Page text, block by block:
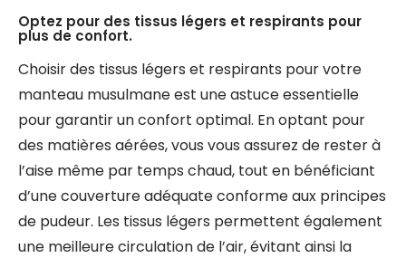
Optez pour des tissus légers et respirants pour
plus de confort.
Choisir des tissus légers et respirants pour votre
manteau musulmane est une astuce essentielle
pour garantir un confort optimal. En optant pour
des matières aérées, vous vous assurez de rester à
l’aise même par temps chaud, tout en bénéficiant
d’une couverture adéquate conforme aux principes
de pudeur. Les tissus légers permettent également
une meilleure circulation de l’air, évitant ainsi la